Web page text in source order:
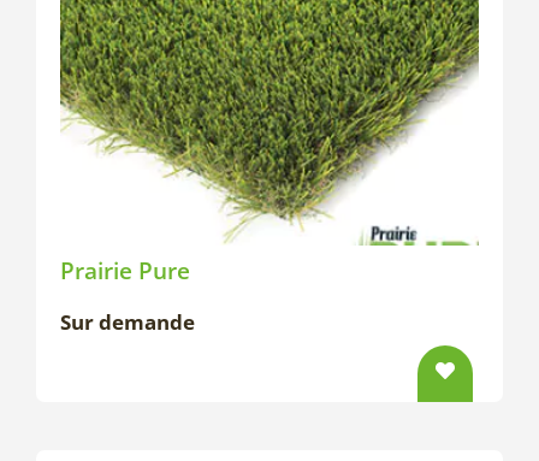
Prairie Pure
Sur demande